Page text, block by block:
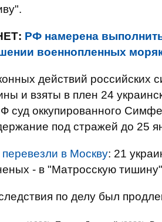
РФ намерена
военнопленных
действий российских
и взяты в плен 24
суд оккупированного
под стражей до 25
в Москву: 21
- в "Матросскую
по делу был